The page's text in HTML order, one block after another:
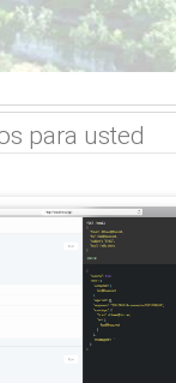
para usted